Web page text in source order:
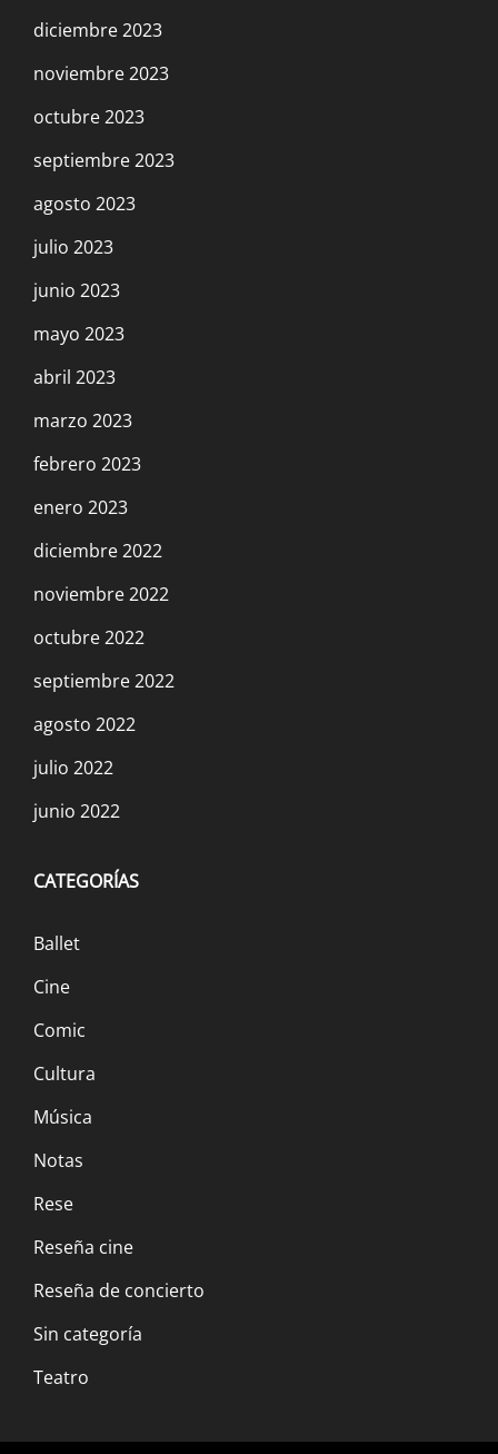
diciembre 2023
noviembre 2023
octubre 2023
septiembre 2023
agosto 2023
julio 2023
junio 2023
mayo 2023
abril 2023
marzo 2023
febrero 2023
enero 2023
diciembre 2022
noviembre 2022
octubre 2022
septiembre 2022
agosto 2022
julio 2022
junio 2022
CATEGORÍAS
Ballet
Cine
Comic
Cultura
Música
Notas
Rese
Reseña cine
Reseña de concierto
Sin categoría
Teatro